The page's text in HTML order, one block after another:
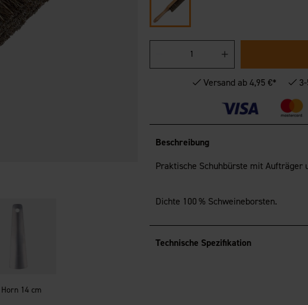
14 cm
Versand ab 4,95 €*
Beschreibung
Praktische Schuhbürste mit Aufträger
Dichte 100 % Schweineborsten.
Technische Spezifikation